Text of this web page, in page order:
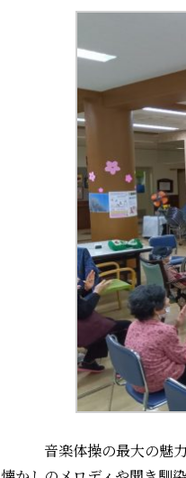
音楽体操の最大の魅